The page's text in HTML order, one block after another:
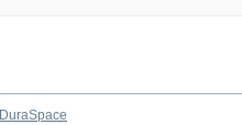
DuraSpace